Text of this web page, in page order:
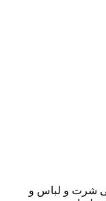
شرت‌ و لباس و